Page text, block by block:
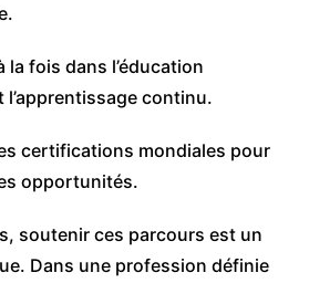
la fois dans l’éducation
l’apprentissage continu.
certifications mondiales pour
opportunités.
soutenir ces parcours est un
Dans une profession définie